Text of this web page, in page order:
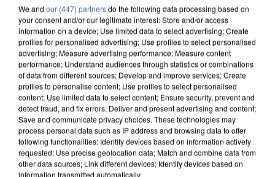
We and our (447) partnersdo the following data processing based on
your consent and/or our legitimate interest: Store and/or access
information on a device; Use limited data to select advertising; Create
profiles for personalised advertising; Use profiles to select personalised
advertising; Measure advertising performance; Measure content
performance; Understand audiences through statistics or combinations
of data from different sources; Develop and improve services; Create
profiles to personalise content; Use profiles to select personalised
content; Use limited data to select content; Ensure security, prevent and
detect fraud, and fix errors; Deliver and present advertising and content;
Save and communicate privacy choices. These technologies may
process personal data such as IP address and browsing data to offer
following functionalities: Identify devices based on information actively
requested; Use precise geolocation data; Match and combine data from
other data sources; Link different devices; Identify devices based on
information transmitted automatically.